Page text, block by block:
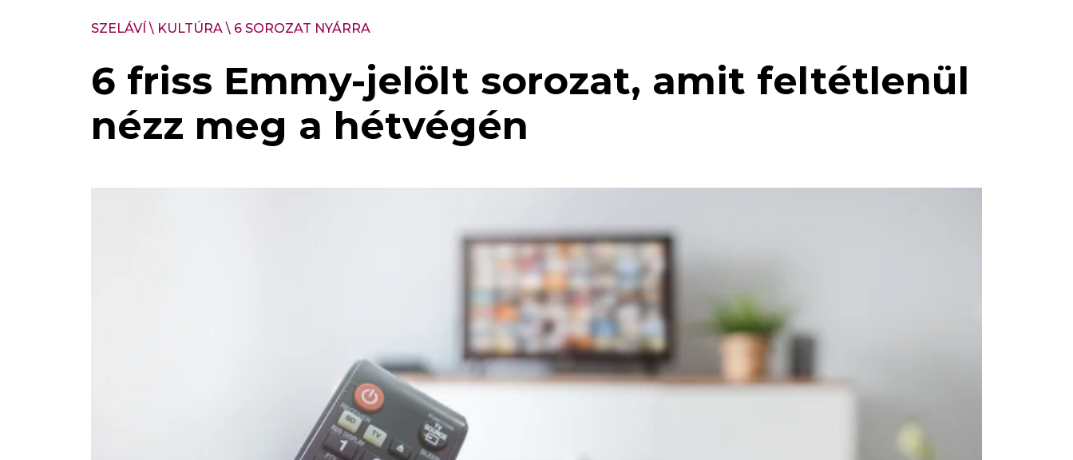
SZELÁVÍ \ KULTÚRA\ 6 SOROZAT NYÁRRA
6 friss Emmy-jelölt sorozat, amit feltétlenül
nézz meg a hétvégén